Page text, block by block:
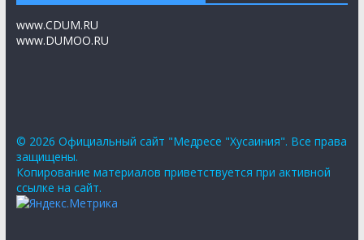
www.CDUM.RU
www.DUMOO.RU
© 2026 Официальный сайт "Медресе "Хусаиния". Все права
защищены.
Копирование материалов приветствуется при активной
ссылке на сайт.